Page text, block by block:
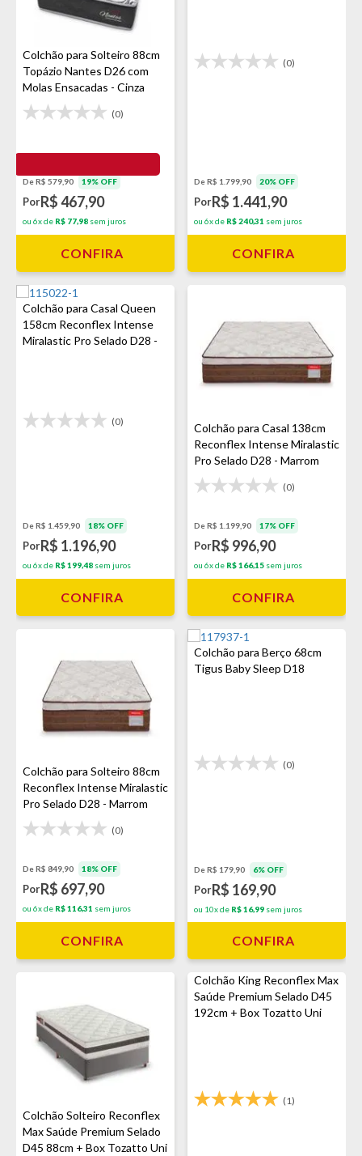
Colchão para Solteiro 88cm
Topázio Nantes D26 com
Molas Ensacadas - Cinza
(0)
De R$ 579,90 19% OFF
PorR$ 467,90
ou 6x de R$ 77,98 sem juros
CONFIRA
(0)
De R$ 1.799,90 20% OFF
PorR$ 1.441,90
ou 6x de R$ 240,31 sem juros
CONFIRA
Colchão para Casal Queen
158cm Reconflex Intense
Miralastic Pro Selado D28 -
(0)
De R$ 1.459,90 18% OFF
PorR$ 1.196,90
ou 6x de R$ 199,48 sem juros
CONFIRA
Colchão para Casal 138cm
Reconflex Intense Miralastic
Pro Selado D28 - Marrom
(0)
De R$ 1.199,90 17% OFF
PorR$ 996,90
ou 6x de R$ 166,15 sem juros
CONFIRA
Colchão para Solteiro 88cm
Reconflex Intense Miralastic
Pro Selado D28 - Marrom
(0)
De R$ 849,90 18% OFF
PorR$ 697,90
ou 6x de R$ 116,31 sem juros
CONFIRA
Colchão para Berço 68cm
Tigus Baby Sleep D18
(0)
De R$ 179,90 6% OFF
PorR$ 169,90
ou 10x de R$ 16,99 sem juros
CONFIRA
Colchão Solteiro Reconflex
Max Saúde Premium Selado
D45 88cm + Box Tozatto Uni
Colchão King Reconflex Max
Saúde Premium Selado D45
192cm + Box Tozatto Uni
(1)